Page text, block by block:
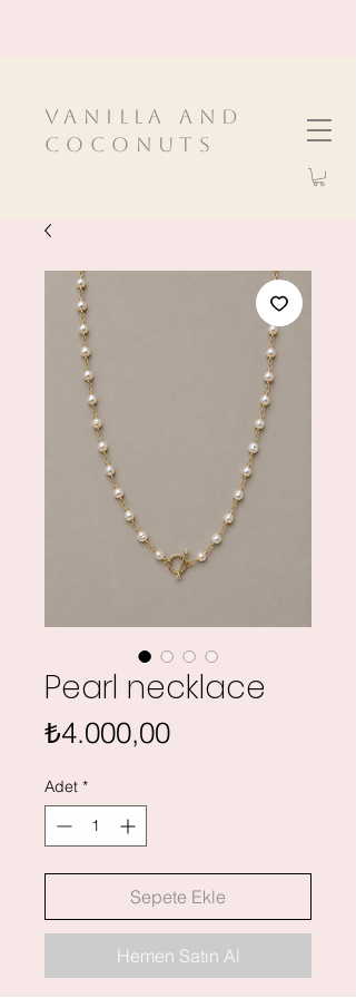
VanIlla and
Coconuts
Pearl necklace
₺4.000,00Fiyat
Adet *
Sepete Ekle
Hemen Satın Al